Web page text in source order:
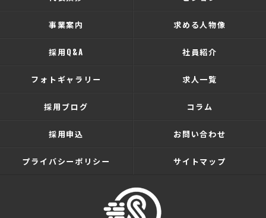
事業案内 求める人物像
採用Q&A 社員紹介
フォトギャラリー 求人一覧
採用ブログ コラム
採用申込 お問い合わせ
プライバシーポリシー サイトマップ